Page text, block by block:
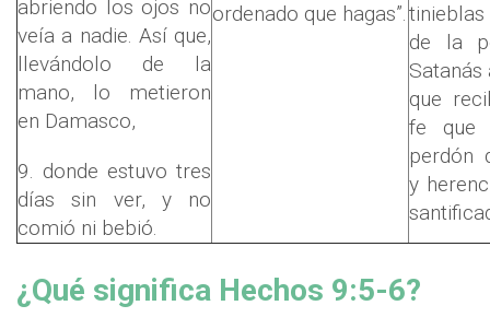
abriendo los ojos no
veía a nadie. Así que,
llevándolo de la
mano, lo metieron
en Damasco,
9. donde estuvo tres
días sin ver, y no
comió ni bebió.
ordenado que hagas”.
de la
Satanás
que
fe que
perdón
y
¿Qué significa Hechos 9:5-6?